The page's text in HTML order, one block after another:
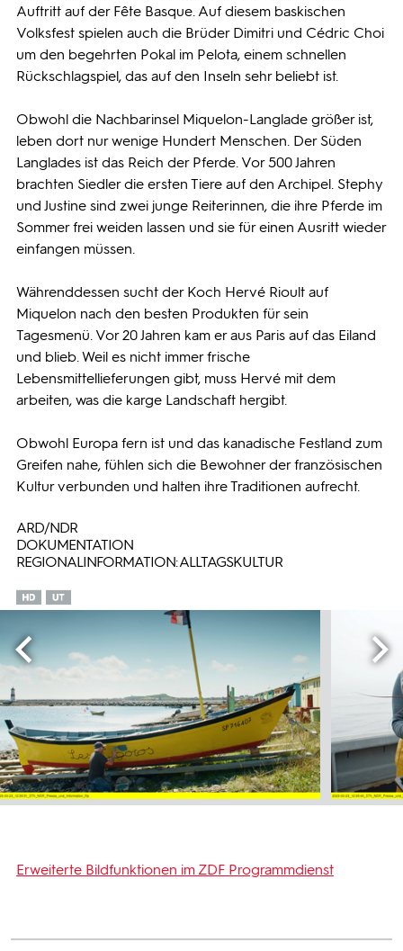
Auftritt auf der Fête Basque. Auf diesem baskischen
Volksfest spielen auch die Brüder Dimitri und Cédric Choi
um den begehrten Pokal im Pelota, einem schnellen
Rückschlagspiel, das auf den Inseln sehr beliebt ist.
Obwohl die Nachbarinsel Miquelon-Langlade größer ist,
leben dort nur wenige Hundert Menschen. Der Süden
Langlades ist das Reich der Pferde. Vor 500 Jahren
brachten Siedler die ersten Tiere auf den Archipel. Stephy
und Justine sind zwei junge Reiterinnen, die ihre Pferde im
Sommer frei weiden lassen und sie für einen Ausritt wieder
einfangen müssen.
Währenddessen sucht der Koch Hervé Rioult auf
Miquelon nach den besten Produkten für sein
Tagesmenü. Vor 20 Jahren kam er aus Paris auf das Eiland
und blieb. Weil es nicht immer frische
Lebensmittellieferungen gibt, muss Hervé mit dem
arbeiten, was die karge Landschaft hergibt.
Obwohl Europa fern ist und das kanadische Festland zum
Greifen nahe, fühlen sich die Bewohner der französischen
Kultur verbunden und halten ihre Traditionen aufrecht.
ARD/NDR
DOKUMENTATION
REGIONALINFORMATION: ALLTAGSKULTUR
Erweiterte Bildfunktionen im ZDF Programmdienst